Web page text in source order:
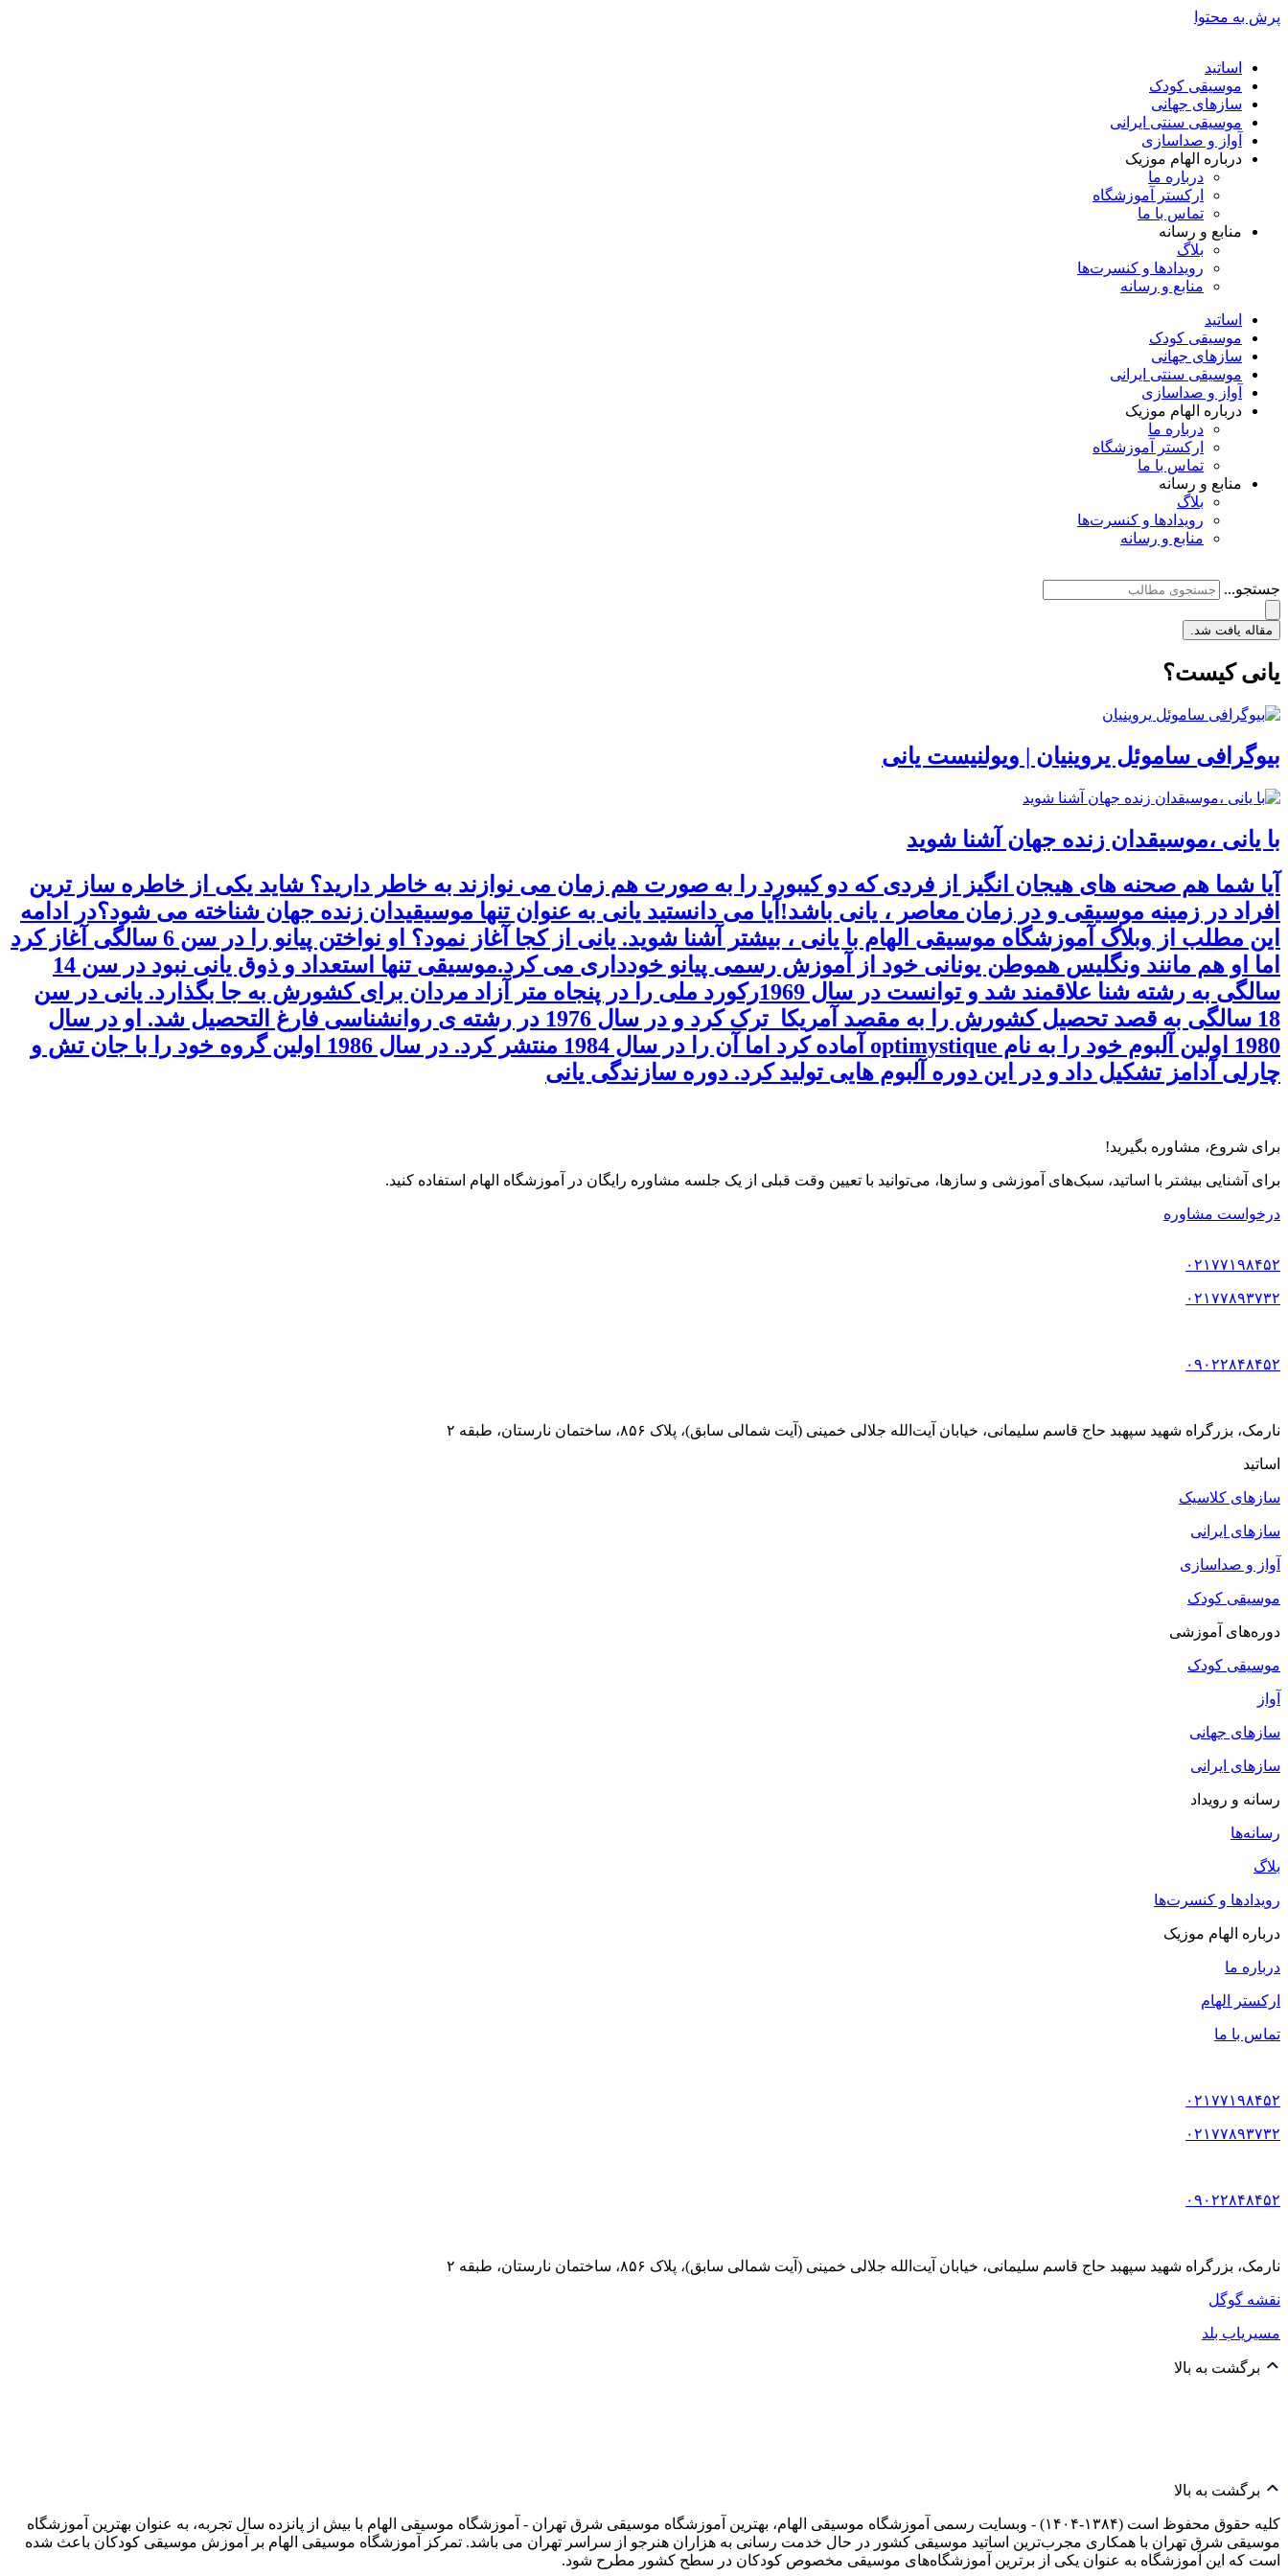
پرش به محتوا
اساتید
موسیقی کودک
سازهای جهانی
موسیقی سنتی ایرانی
آواز و صداسازی
درباره الهام موزیک
درباره ما
ارکستر آموزشگاه
تماس با ما
منابع و رسانه
بلاگ
رویدادها و کنسرت‌ها
منابع و رسانه
اساتید
موسیقی کودک
سازهای جهانی
موسیقی سنتی ایرانی
آواز و صداسازی
درباره الهام موزیک
درباره ما
ارکستر آموزشگاه
تماس با ما
منابع و رسانه
بلاگ
رویدادها و کنسرت‌ها
منابع و رسانه
جستجو...
مقاله یافت شد.
یانی کیست؟
بیوگرافی ساموئل یروینیان | ویولنیست یانی
با یانی ،موسیقدان زنده جهان آشنا شوید
آیا شما هم صحنه های هیجان انگیز از فردی که دو کیبورد را به صورت هم زمان می نوازند به خاطر دارید؟ شاید یکی از خاطره ساز ترین
افراد در زمینه موسیقی و در زمان معاصر ، یانی باشد!آیا می دانستید یانی به عنوان تنها موسیقیدان زنده جهان شناخته می شود؟در ادامه
این مطلب از وبلاگ آموزشگاه موسیقی الهام با یانی ، بیشتر آشنا شوید. یانی از کجا آغاز نمود؟ او نواختن پیانو را در سن 6 سالگی آغاز کرد
اما او هم مانند ونگلیس هموطن یونانی خود از آموزش رسمی پیانو خودداری می کرد.موسیقی تنها استعداد و ذوق یانی نبود در سن 14
سالگی به رشته شنا علاقمند شد و توانست در سال 1969رکورد ملی را در پنجاه متر آزاد مردان برای کشورش به جا بگذارد. یانی در سن
18 سالگی به قصد تحصیل کشورش را به مقصد آمریکا ترک کرد و در سال 1976 در رشته ی روانشناسی فارغ التحصیل شد. او در سال
1980 اولین آلبوم خود را به نام optimystique آماده کرد اما آن را در سال 1984 منتشر کرد. در سال 1986 اولین گروه خود را با جان تش و
چارلی آدامز تشکیل داد و در این دوره آلبوم هایی تولید کرد. دوره سازندگی یانی
برای شروع، مشاوره بگیرید!
برای آشنایی بیشتر با اساتید، سبک‌های آموزشی و سازها، می‌توانید با تعیین وقت قبلی از یک جلسه مشاوره رایگان در آموزشگاه الهام استفاده کنید.
درخواست مشاوره
۰۲۱۷۷۱۹۸۴۵۲
۰۲۱۷۷۸۹۳۷۳۲
۰۹۰۲۲۸۴۸۴۵۲
نارمک، بزرگراه شهید سپهبد حاج قاسم سلیمانی، خیابان آیت‌الله جلالی خمینی (آیت شمالی سابق)، پلاک ۸۵۶، ساختمان نارستان، طبقه ۲
اساتید
سازهای کلاسیک
سازهای ایرانی
آواز و صداسازی
موسیقی کودک
دوره‌های آموزشی
موسیقی کودک
آواز
سازهای جهانی
سازهای ایرانی
رسانه و رویداد
رسانه‌ها
بلاگ
رویدادها و کنسرت‌ها
درباره الهام موزیک
درباره ما
ارکستر الهام
تماس با ما
۰۲۱۷۷۱۹۸۴۵۲
۰۲۱۷۷۸۹۳۷۳۲
۰۹۰۲۲۸۴۸۴۵۲
نارمک، بزرگراه شهید سپهبد حاج قاسم سلیمانی، خیابان آیت‌الله جلالی خمینی (آیت شمالی سابق)، پلاک ۸۵۶، ساختمان نارستان، طبقه ۲
نقشه گوگل
مسیریاب بلد
برگشت به بالا
برگشت به بالا
کلیه حقوق محفوظ است (۱۳۸۴-۱۴۰۴) - وبسایت رسمی آموزشگاه موسیقی الهام، بهترین آموزشگاه موسیقی شرق تهران - آموزشگاه موسیقی الهام با بیش از پانزده سال تجربه، به عنوان بهترین آموزشگاه
موسیقی شرق تهران با همکاری مجرب‌ترین اساتید موسیقی کشور در حال خدمت رسانی به هزاران هنرجو از سراسر تهران می باشد. تمرکز آموزشگاه موسیقی الهام بر آموزش موسیقی کودکان باعث شده
است که این آموزشگاه به عنوان یکی از برترین آموزشگاه‌های موسیقی مخصوص کودکان در سطح کشور مطرح شود.